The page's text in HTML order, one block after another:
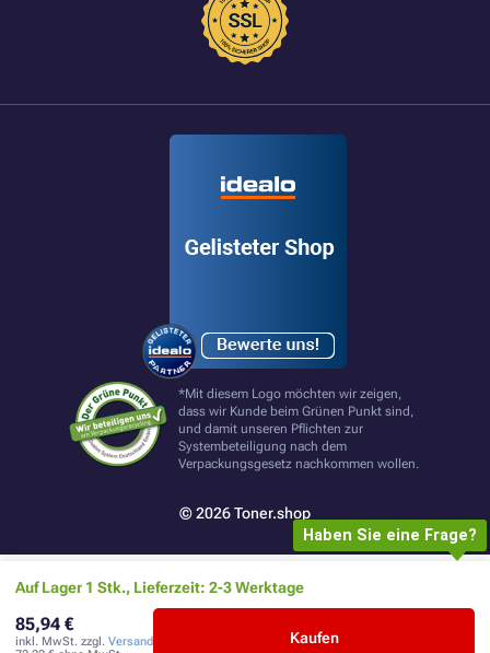
Auf Lager 1 Stk., Lieferzeit: 2-3 Werktage
85,94 €
inkl. MwSt. zzgl.Versand
Kaufen
*Mit diesem Logo möchten wir zeigen,
dass wir Kunde beim Grünen Punkt sind,
und damit unseren Pflichten zur
Systembeteiligung nach dem
Verpackungsgesetz nachkommen wollen.
© 2026 Toner.shop
Haben Sie eine Frage?